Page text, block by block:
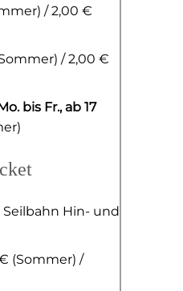
/ 2,00 €
/ 2,00 €
bis Fr., ab 17
Hin- und
(Sommer) /